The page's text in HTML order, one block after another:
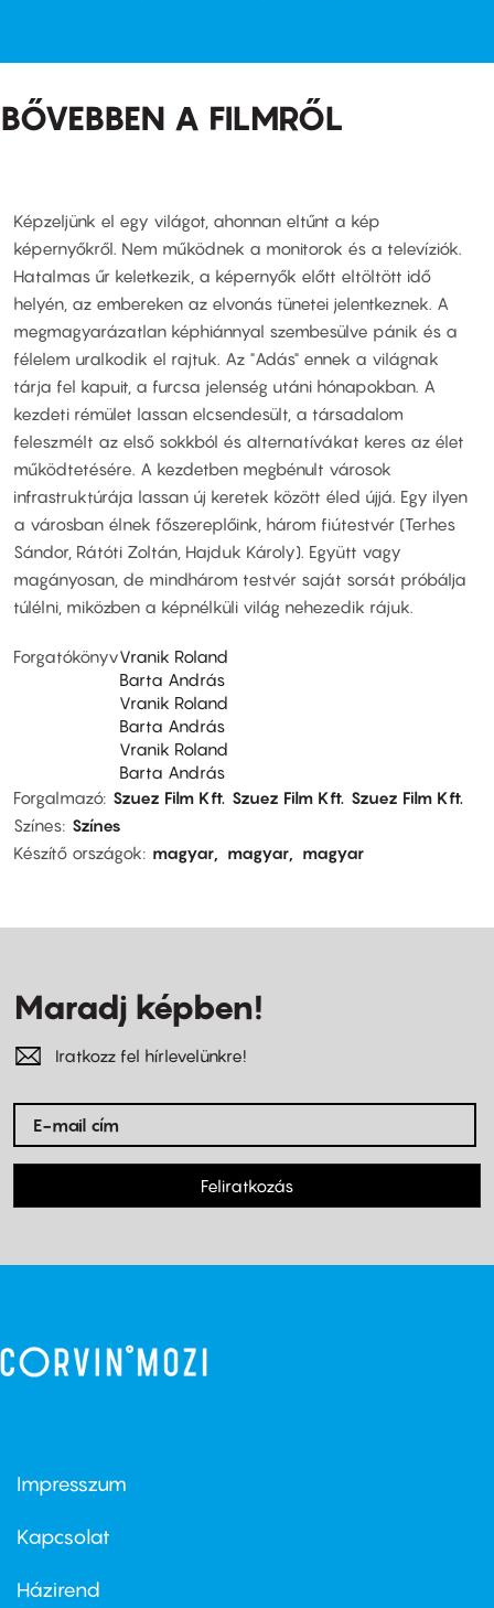
BŐVEBBEN A FILMRŐL
Képzeljünk el egy világot, ahonnan eltűnt a kép
képernyőkről. Nem működnek a monitorok és a televíziók.
Hatalmas űr keletkezik, a képernyők előtt eltöltött idő
helyén, az embereken az elvonás tünetei jelentkeznek. A
megmagyarázatlan képhiánnyal szembesülve pánik és a
félelem uralkodik el rajtuk. Az "Adás" ennek a világnak
tárja fel kapuit, a furcsa jelenség utáni hónapokban. A
kezdeti rémület lassan elcsendesült, a társadalom
feleszmélt az első sokkból és alternatívákat keres az élet
működtetésére. A kezdetben megbénult városok
infrastruktúrája lassan új keretek között éled újjá. Egy ilyen
a városban élnek főszereplőink, három fiútestvér (Terhes
Sándor, Rátóti Zoltán, Hajduk Károly). Együtt vagy
magányosan, de mindhárom testvér saját sorsát próbálja
túlélni, miközben a képnélküli világ nehezedik rájuk.
ForgatókönyvVranik Roland
Barta András
Vranik Roland
Barta András
Vranik Roland
Barta András
Forgalmazó Szuez Film Kft. Szuez Film Kft. Szuez Film Kft.
Színes Színes
Készítő országok
magyar magyar magyar
Maradj képben!
Iratkozz fel hírlevelünkre!
Feliratkozás
Footer
first
Impresszum
Kapcsolat
Footer
Házirend